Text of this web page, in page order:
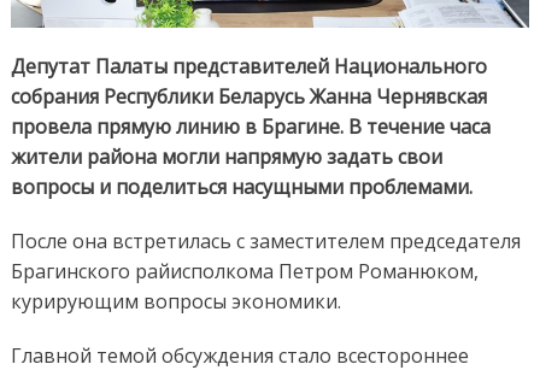
Депутат Палаты представителей Национального
собрания Республики Беларусь Жанна Чернявская
провела прямую линию в Брагине. В течение часа
жители района могли напрямую задать свои
вопросы и поделиться насущными проблемами.
После она встретилась с заместителем председателя
Брагинского райисполкома Петром Романюком,
курирующим вопросы экономики.
Главной темой обсуждения стало всестороннее